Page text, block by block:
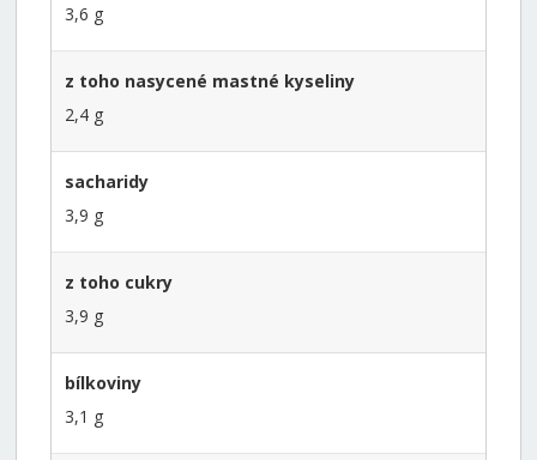
3,6 g
z toho nasycené mastné kyseliny
2,4 g
sacharidy
3,9 g
z toho cukry
3,9 g
bílkoviny
3,1 g